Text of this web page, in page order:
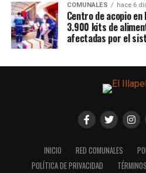
COMUNALES hace 6
Centro de acopio
3.900 kits de
afectadas por el
INICIO RED COMUNALES
POLÍTICA DE PRIVACIDAD